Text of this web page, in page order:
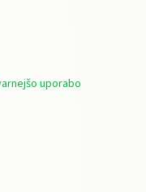
uporabo